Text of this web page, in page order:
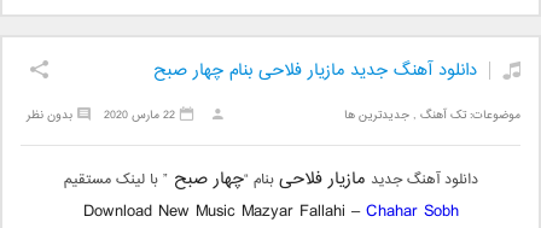
دانلود آهنگ جدید مازیار فلاحی بنام چهار صبح
موضوعات:تک آهنگ ,جدیدترین ها بدون نظر 22 مارس 2020
دانلود آهنگ جدید مازیار فلاحیبنام “چهار صبح” با لینک مستقیم
Download New Music Mazyar Fallahi –Chahar Sobh